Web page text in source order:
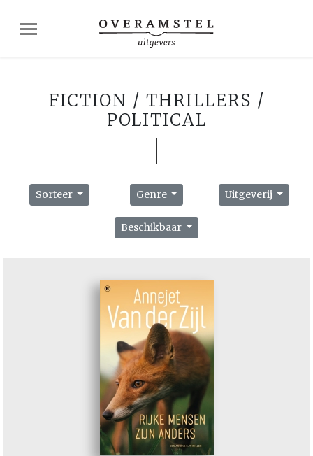
FICTION / THRILLERS /
POLITICAL
Sorteer Genre Uitgeverij
Beschikbaar